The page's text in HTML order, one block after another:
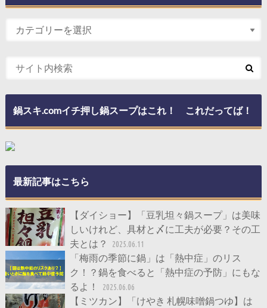
鍋スキ.comイチ押し鍋スープはこれ！ これだってば！
最新記事はこちら
【ダイショー】「豆乳坦々鍋スープ」は美味
しいけれど、具材と〆に工夫が必要？その工
夫とは？
2025.06.11
「梅雨の季節に鍋」は「熱中症」のリス
ク！？鍋を食べると「熱中症の予防」にもな
るよ！
2025.06.06
【ミツカン】「けやき 札幌味噌鍋つゆ】は